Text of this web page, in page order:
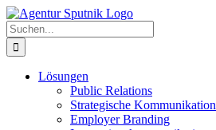
Zum
Inhalt
springen
Suche
nach:
Lösungen
Public Relations
Strategische Kommunikation
Employer Branding